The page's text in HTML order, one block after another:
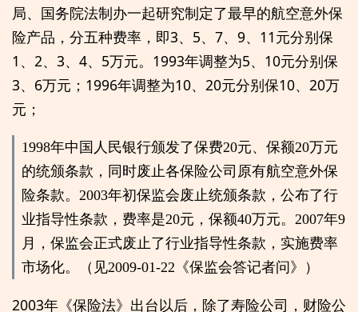
局、国务院法制办一起研究制定了最早的航空意外保
险产品，分五种费率，即3、5、7、9、11元分别保
1、2、3、4、5万元。1993年调整为5、10元分别保
3、6万元；1996年调整为10、20元分别保10、20万
元；
1998年中国人民银行颁发了保费20元、保额20万元
的统颁条款，同时废止各保险公司原有航空意外保
险条款。2003年初保监会废止统颁条款，公布了行
业指导性条款，费率是20元，保额40万元。2007年9
月，保监会正式废止了行业指导性条款，实施费率
市场化。（见2009-01-22《保监会答记者问》）
2003年《保险法》出台以后，除了寿险公司，财险公